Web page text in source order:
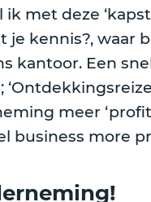
ik met deze
je kennis?, waar
kantoor. Een
meer
business more